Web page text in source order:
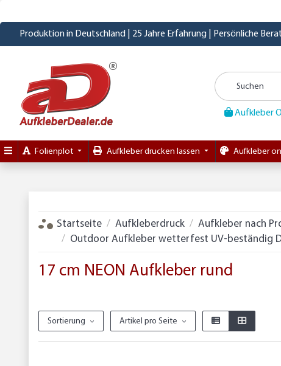
Produktion in Deutschland | 25 Jahre Erfahrung | Persönliche
Aufkleber
Folienplot Aufkleber drucken lassen Aufkleber
Startseite Aufkleberdruck Aufkleber nach
Outdoor Aufkleber wetterfest UV-beständig
17 cm NEON Aufkleber rund
Sortierung Artikel pro Seite